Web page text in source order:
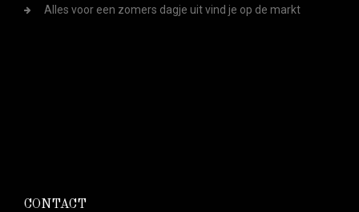
Alles voor een zomers dagje uit vind je op de markt
CONTACT